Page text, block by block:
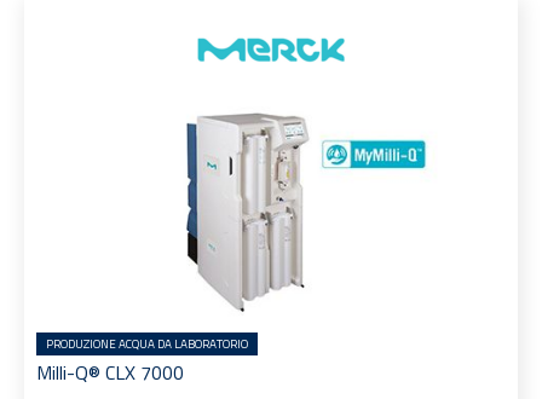
PRODUZIONE ACQUA DA LABORATORIO
Milli-Q® CLX 7000